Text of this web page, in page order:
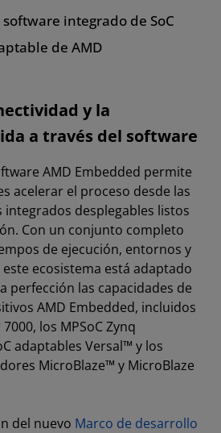
de compilación y desarrollo
RTOS y bibliotecas de socios
Proyectos de código abierto
software integrado de SoC
de AMD
y la
a través del software
AMD Embedded permite
acelerar el proceso desde las
integrados desplegables listos
Con un conjunto completo
de ejecución, entornos y
ecosistema está adaptado
perfección las capacidades de
AMD Embedded, incluidos
los MPSoC Zynq
adaptables Versal™ y los
MicroBlaze™ y MicroBlaze
del nuevo Marco de desarrollo